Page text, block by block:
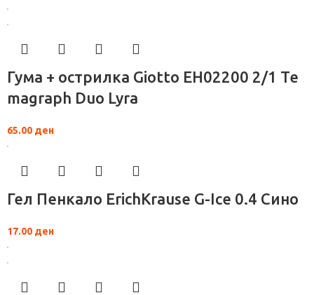
Гума + острилка Giotto EH02200 2/1 Te
magraph Duo Lyra
65.00 ден
Гел Пенкало ErichKrause G-Ice 0.4 Сино
17.00 ден